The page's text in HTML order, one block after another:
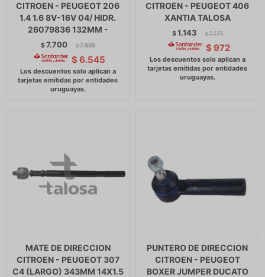
CITROEN - PEUGEOT 206
1.4 1.6 8V-16V 04/ HIDR.
26079836 132MM -
$7.700 $ 7.889
$ 6.545
CITROEN - PEUGEOT 406
XANTIA TALOSA
$1.143 $ 1.171
$ 972
MATE DE DIRECCION
CITROEN - PEUGEOT 307
C4 (LARGO) 343MM 14X1.5
PUNTERO DE DIRECCION
CITROEN - PEUGEOT
BOXER JUMPER DUCATO